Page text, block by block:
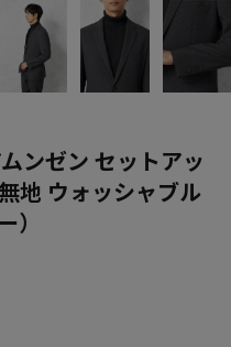
ンゼン セットアッ
地 ウォッシャブル